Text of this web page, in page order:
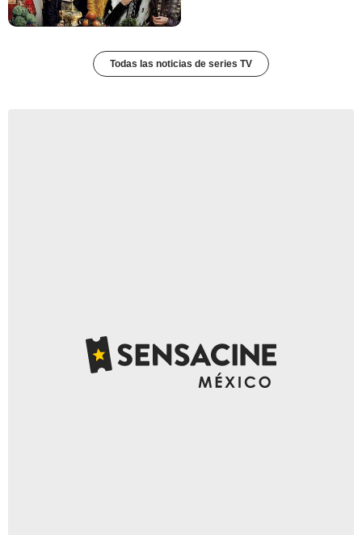
Todas las noticias de series TV